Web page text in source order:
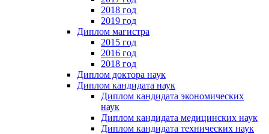
2018 год
2019 год
Диплом магистра
2015 год
2016 год
2018 год
Диплом доктора наук
Диплом кандидата наук
Диплом кандидата экономических
наук
Диплом кандидата медицинских наук
Диплом кандидата технических наук